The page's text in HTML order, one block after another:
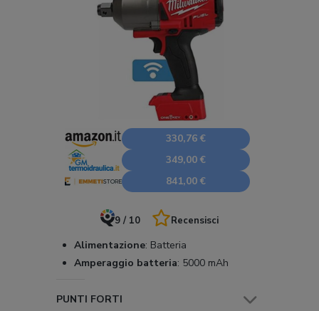
330,76 €
349,00 €
841,00 €
9 / 10 Recensisci
Alimentazione: Batteria
Amperaggio batteria: 5000 mAh
PUNTI FORTI